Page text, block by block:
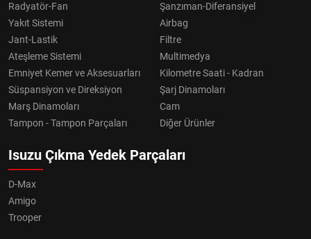
Radyatör-Fan
Şanzıman-Diferansiyel
Yakıt Sistemi
Airbag
Jant-Lastik
Filtre
Ateşleme Sistemi
Multimedya
Emniyet Kemer ve Aksesuarları
Kilometre Saati - Kadran
Süspansiyon ve Direksiyon
Şarj Dinamoları
Marş Dinamoları
Cam
Tampon - Tampon Parçaları
Diğer Ürünler
Isuzu Çıkma Yedek Parçaları
D-Max
Amigo
Trooper